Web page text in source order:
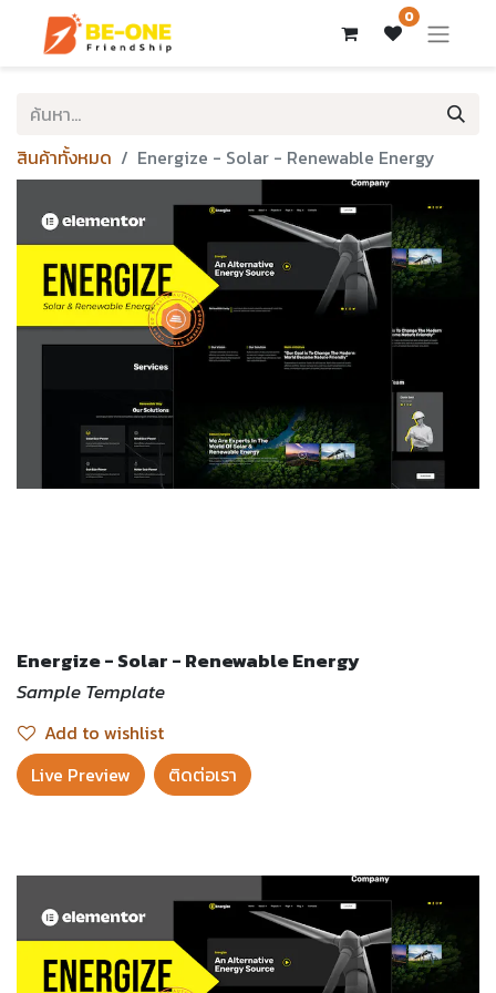
0
สินค้าทั้งหมด Energize - Solar - Renewable Energy
Energize - Solar - Renewable Energy
Sample Template
Add to wishlist
Live Preview​
ติดต่อเรา